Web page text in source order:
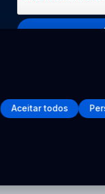
Aceitar todos